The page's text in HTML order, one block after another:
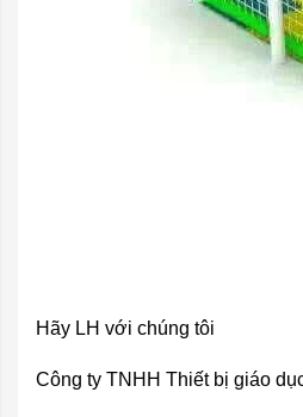
Hãy LH với chúng tôi
Công ty TNHH Thiết bị giáo